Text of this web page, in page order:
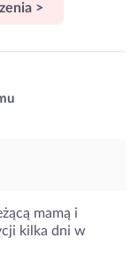
>
mamą i
kilka dni w